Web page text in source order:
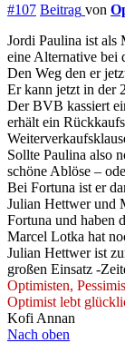
#107 Beitrag von
Jordi Paulina ist als
eine Alternative bei
Den Weg den er
Er kann jetzt in der
Der BVB kassiert
erhält ein
Sollte Paulina also
schöne Ablöse –
Bei Fortuna ist er
Julian Hettwer und
Fortuna und haben
Marcel Lotka hat
Julian Hettwer ist
großen Einsatz -
Optimisten,
Optimist lebt
Kofi Annan
Nach oben